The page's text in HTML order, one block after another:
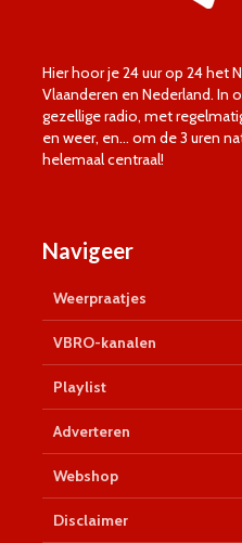
Hier hoor je 24 uur op 24 het
Vlaanderen en Nederland. In
gezellige radio, met
en weer, en… om de 3 uren
helemaal centraal!
Navigeer
Weerpraatjes
VBRO-kanalen
Playlist
Adverteren
Webshop
Disclaimer